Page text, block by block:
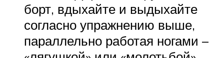
борт, вдыхайте и выдыхайте
согласно упражнению выше,
параллельно работая ногами –